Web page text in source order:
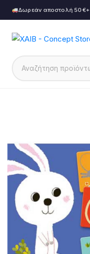
Δωρεάν αποστολή 50€+